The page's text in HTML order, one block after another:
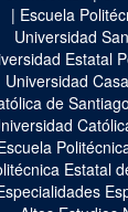
| Escuela
Universidad
Estatal
Universidad
de
Estatal